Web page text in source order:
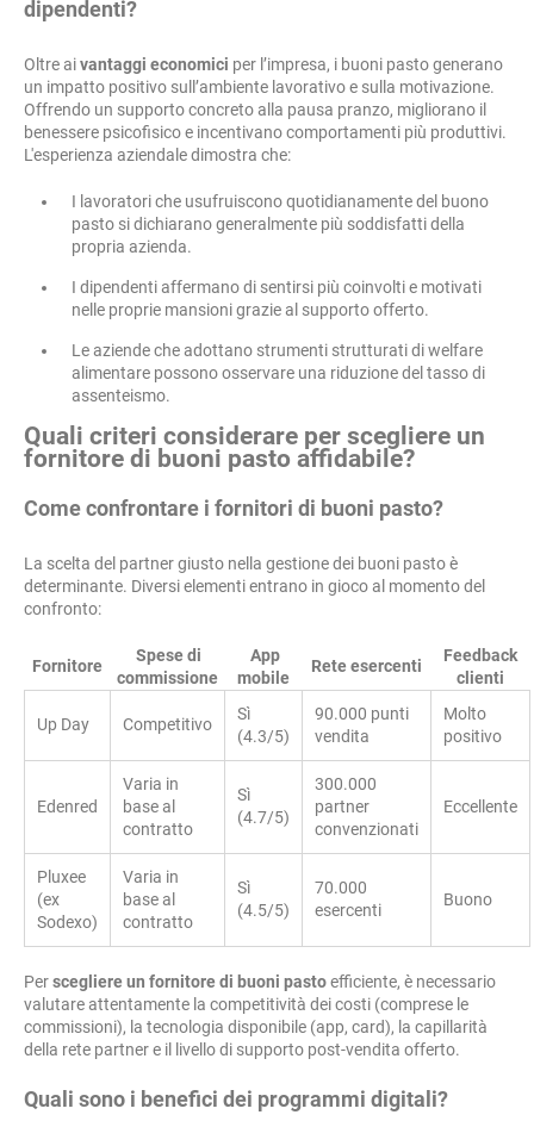
dipendenti?
Oltre aivantaggi economici per l’impresa, i buoni pasto generano
un impatto positivo sull’ambiente lavorativo e sulla motivazione.
Offrendo un supporto concreto alla pausa pranzo, migliorano il
benessere psicofisico e incentivano comportamenti più produttivi.
L'esperienza aziendale dimostra che:
I lavoratori che usufruiscono quotidianamente del buono
pasto si dichiarano generalmente più soddisfatti della
propria azienda.
I dipendenti affermano di sentirsi più coinvolti e motivati
nelle proprie mansioni grazie al supporto offerto.
Le aziende che adottano strumenti strutturati di welfare
alimentare possono osservare una riduzione del tasso di
assenteismo.
Quali criteri considerare per scegliere un
fornitore di buoni pasto affidabile?
Come confrontare i fornitori di buoni pasto?
La scelta del partner giusto nella gestione dei buoni pasto è
determinante. Diversi elementi entrano in gioco al momento del
confronto:
Fornitore
Spese di
commissione
App
mobile
Rete esercenti
Feedback
clienti
Up Day Competitivo
Sì
(4.3/5)
90.000 punti
vendita
Molto
positivo
Edenred
Varia in
base al
contratto
Sì
(4.7/5)
300.000
partner
convenzionati
Eccellente
Pluxee
(ex
Sodexo)
Varia in
base al
contratto
Sì
(4.5/5)
70.000
esercenti
Buono
Perscegliere un fornitore di buoni pastoefficiente, è necessario
valutare attentamente la competitività dei costi (comprese le
commissioni), la tecnologia disponibile (app, card), la capillarità
della rete partner e il livello di supporto post-vendita offerto.
Quali sono i benefici dei programmi digitali?